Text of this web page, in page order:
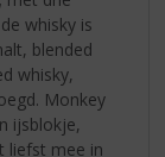
whisky is
blended
whisky,
Monkey
ijsblokje,
liefst mee in